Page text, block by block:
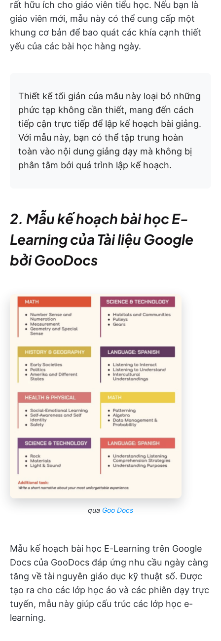
rất hữu ích cho giáo viên tiểu học. Nếu bạn là
giáo viên mới, mẫu này có thể cung cấp một
khung cơ bản để bao quát các khía cạnh thiết
yếu của các bài học hàng ngày.
Thiết kế tối giản của mẫu này loại bỏ những
phức tạp không cần thiết, mang đến cách
tiếp cận trực tiếp để lập kế hoạch bài giảng.
Với mẫu này, bạn có thể tập trung hoàn
toàn vào nội dung giảng dạy mà không bị
phân tâm bởi quá trình lập kế hoạch.
2. Mẫu kế hoạch bài học E-
Learning của Tài liệu Google
bởi GooDocs
qua Goo Docs
Mẫu kế hoạch bài học E-Learning trên Google
Docs của GooDocs đáp ứng nhu cầu ngày càng
tăng về tài nguyên giáo dục kỹ thuật số. Được
tạo ra cho các lớp học ảo và các phiên dạy trực
tuyến, mẫu này giúp cấu trúc các lớp học e-
learning.